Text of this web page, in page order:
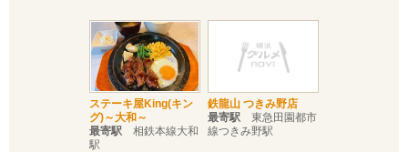
ステーキ屋King(キン
グ)～大和～
最寄駅 相鉄本線大和
駅
鉄龍山 つきみ野店
最寄駅 東急田園都市
線つきみ野駅